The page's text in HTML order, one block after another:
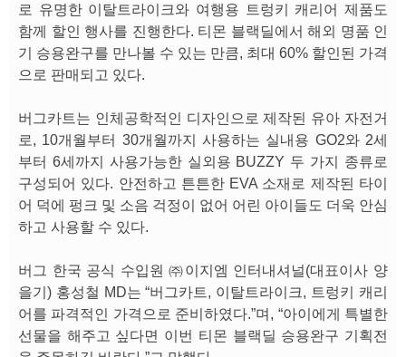
로 유명한 이탈트라이크와 여행용 트렁키 캐리어 제품도
함께 할인 행사를 진행한다. 티몬 블랙딜에서 해외 명품 인
기 승용완구를 만나볼 수 있는 만큼, 최대 60% 할인된 가격
으로 판매되고 있다.
버그카트는 인체공학적인 디자인으로 제작된 유아 자전거
로, 10개월부터 30개월까지 사용하는 실내용 GO2와 2세
부터 6세까지 사용가능한 실외용 BUZZY 두 가지 종류로
구성되어 있다. 안전하고 튼튼한 EVA 소재로 제작된 타이
어 덕에 펑크 및 소음 걱정이 없어 어린 아이들도 더욱 안심
하고 사용할 수 있다.
버그 한국 공식 수입원 ㈜이지엠 인터내셔널(대표이사 양
을기) 홍성철 MD는 “버그카트, 이탈트라이크, 트렁키 캐리
어를 파격적인 가격으로 준비하였다.”며, “아이에게 특별한
선물을 해주고 싶다면 이번 티몬 블랙딜 승용완구 기획전